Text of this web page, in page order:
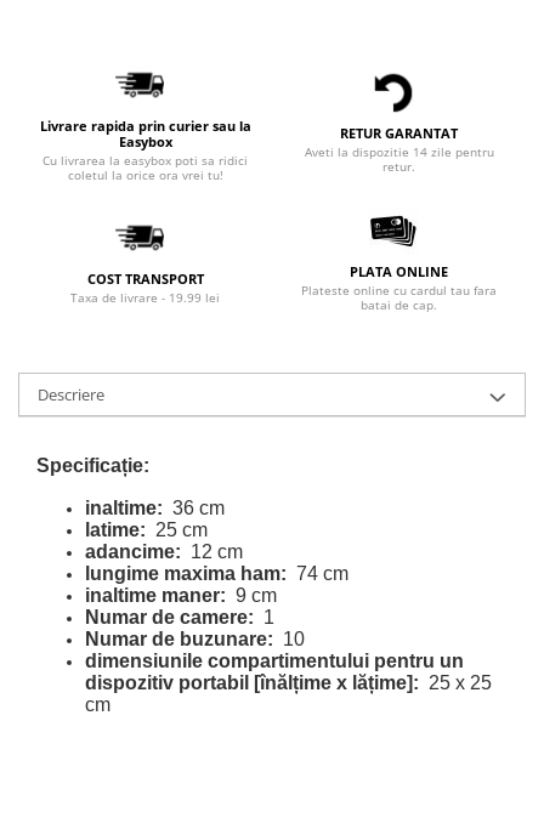
Livrare rapida prin curier sau la
Easybox
Cu livrarea la easybox poti sa ridici
coletul la orice ora vrei tu!
RETUR GARANTAT
Aveti la dispozitie 14 zile pentru
retur.
COST TRANSPORT
Taxa de livrare - 19.99 lei
PLATA ONLINE
Plateste online cu cardul tau fara
batai de cap.
Descriere
Specificație:
inaltime: 36 cm
latime: 25 cm
adancime: 12 cm
lungime maxima ham: 74 cm
inaltime maner: 9 cm
Numar de camere: 1
Numar de buzunare: 10
dimensiunile compartimentului pentru un
dispozitiv portabil [înălțime x lățime]: 25 x 25
cm